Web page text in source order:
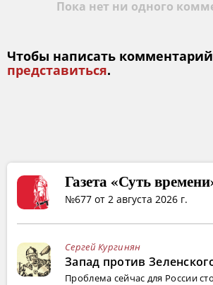
Пока нет ни одного
Чтобы написать
представиться.
Газета «Суть
№677 от 2 августа 2026 г.
Сергей Кургинян
Запад против
Проблема сейчас для России